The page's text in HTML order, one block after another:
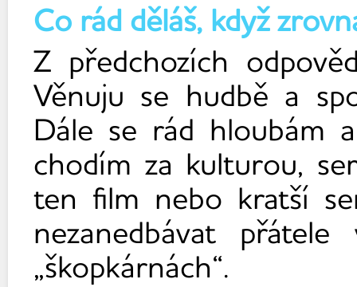
Co rád děláš, když
Z předchozích
Věnuju se hudbě a
Dále se rád hloubám
chodím za kulturou,
ten film nebo kratší
nezanedbávat
„škopkárnách“.